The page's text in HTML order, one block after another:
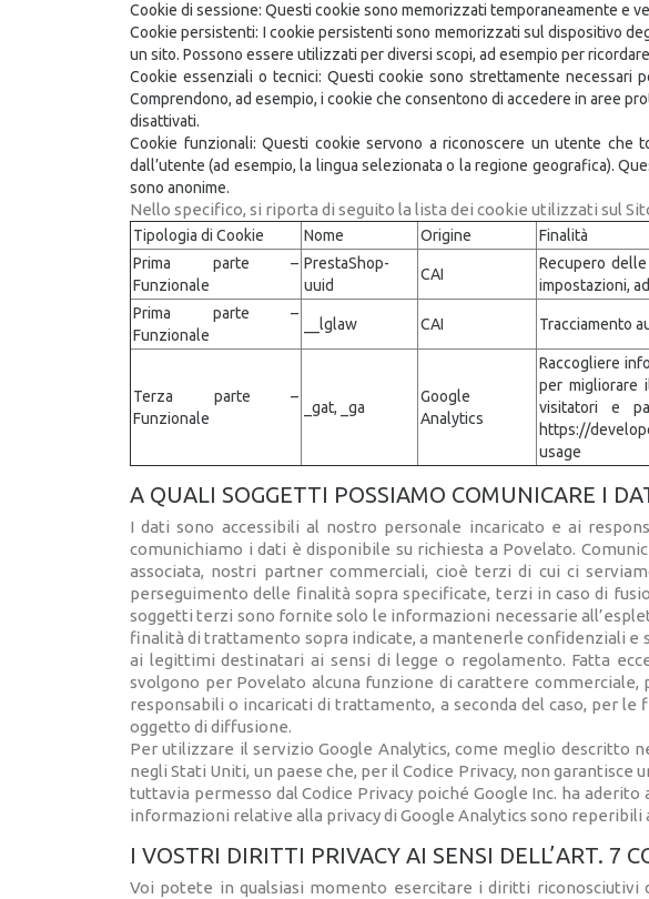
Cookie di sessione: Questi cookie sono memorizzati temporaneamente e
Cookie persistenti: I cookie persistenti sono memorizzati sul dispositivo
un sito. Possono essere utilizzati per diversi scopi, ad esempio per
Cookie essenziali o tecnici: Questi cookie sono strettamente
Comprendono, ad esempio, i cookie che consentono di accedere in aree
disattivati.
Cookie funzionali: Questi cookie servono a riconoscere un utente
dall’utente (ad esempio, la lingua selezionata o la regione geografica).
sono anonime.
Nello specifico, si riporta di seguito la lista dei cookie utilizzati sul
Tipologia di Cookie Nome Origine Finalità
Prima parte –
Funzionale
PrestaShop-
uuid
CAI
Recupero
impostazioni,
Prima parte –
Funzionale
__lglaw CAI Tracciamento
Terza parte –
Funzionale
_gat, _ga
Google
Analytics
Raccogliere
per migliorare
visitatori e
https://
usage
A QUALI SOGGETTI POSSIAMO COMUNICARE I
I dati sono accessibili al nostro personale incaricato e ai
comunichiamo i dati è disponibile su richiesta a Povelato.
associata, nostri partner commerciali, cioè terzi di cui ci
perseguimento delle finalità sopra specificate, terzi in caso di
soggetti terzi sono fornite solo le informazioni necessarie
finalità di trattamento sopra indicate, a mantenerle confidenziali e
ai legittimi destinatari ai sensi di legge o regolamento. Fatta
svolgono per Povelato alcuna funzione di carattere
responsabili o incaricati di trattamento, a seconda del caso, per
oggetto di diffusione.
Per utilizzare il servizio Google Analytics, come meglio descritto
negli Stati Uniti, un paese che, per il Codice Privacy, non
tuttavia permesso dal Codice Privacy poiché Google Inc. ha
informazioni relative alla privacy di Google Analytics sono
I VOSTRI DIRITTI PRIVACY AI SENSI DELL’ART. 7
Voi potete in qualsiasi momento esercitare i diritti riconosciutivi